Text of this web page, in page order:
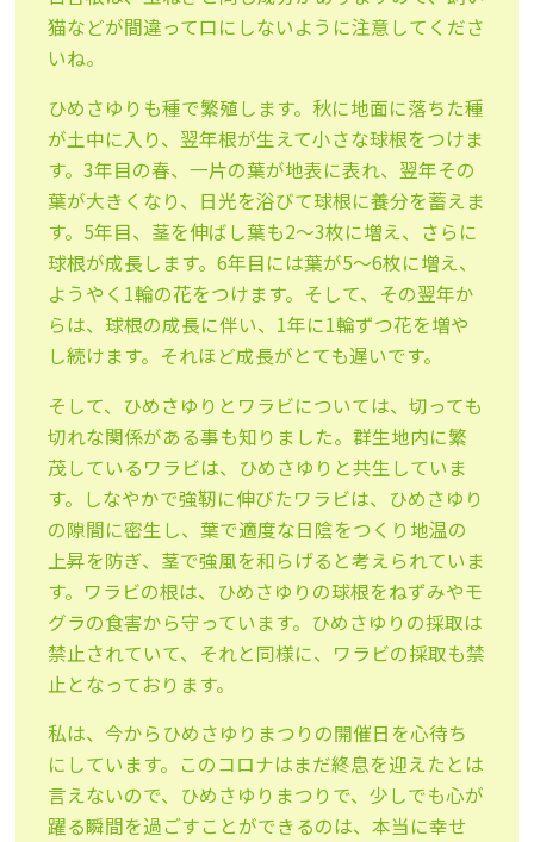
猫などが間違って口にしないように注意してくださ
いね。
ひめさゆりも種で繁殖します。秋に地面に落ちた種
が土中に入り、翌年根が生えて小さな球根をつけま
す。3年目の春、一片の葉が地表に表れ、翌年その
葉が大きくなり、日光を浴びて球根に養分を蓄えま
す。5年目、茎を伸ばし葉も2～3枚に増え、さらに
球根が成長します。6年目には葉が5～6枚に増え、
ようやく1輪の花をつけます。そして、その翌年か
らは、球根の成長に伴い、1年に1輪ずつ花を増や
し続けます。それほど成長がとても遅いです。
そして、ひめさゆりとワラビについては、切っても
切れな関係がある事も知りました。群生地内に繁
茂しているワラビは、ひめさゆりと共生していま
す。しなやかで強靭に伸びたワラビは、ひめさゆり
の隙間に密生し、葉で適度な日陰をつくり地温の
上昇を防ぎ、茎で強風を和らげると考えられていま
す。ワラビの根は、ひめさゆりの球根をねずみやモ
グラの食害から守っています。ひめさゆりの採取は
禁止されていて、それと同様に、ワラビの採取も禁
止となっております。
私は、今からひめさゆりまつりの開催日を心待ち
にしています。このコロナはまだ終息を迎えたとは
言えないので、ひめさゆりまつりで、少しでも心が
躍る瞬間を過ごすことができるのは、本当に幸せ